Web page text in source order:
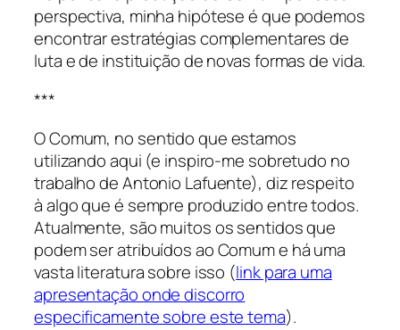
perspectiva, minha hipótese é que podemos
encontrar estratégias complementares de
luta e de instituição de novas formas de vida.
***
O Comum, no sentido que estamos
utilizando aqui (e inspiro-me sobretudo no
trabalho de Antonio Lafuente), diz respeito
à algo que é sempre produzido entre todos.
Atualmente, são muitos os sentidos que
podem ser atribuídos ao Comum e há uma
vasta literatura sobre isso (link para uma
apresentação onde discorro
especificamente sobre este tema).